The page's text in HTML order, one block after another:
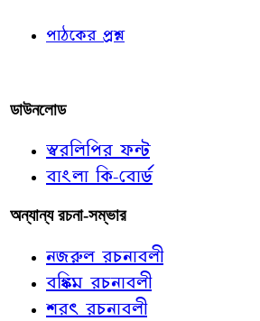
পাঠকের প্রশ্ন
ডাউনলোড
স্বরলিপির ফন্ট
বাংলা কি-বোর্ড
অন্যান্য রচনা-সম্ভার
নজরুল রচনাবলী
বঙ্কিম রচনাবলী
শরৎ রচনাবলী